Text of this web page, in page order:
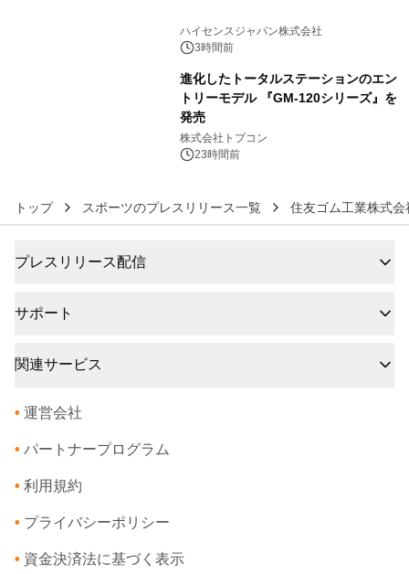
ハイセンスジャパン株式会社
3時間前
進化したトータルステーションのエン
トリーモデル 『GM-120シリーズ』を
発売
株式会社トプコン
23時間前
トップ スポーツのプレスリリース一覧 住友ゴム工業株式会
プレスリリース配信
サポート
関連サービス
• 運営会社
• パートナープログラム
• 利用規約
• プライバシーポリシー
• 資金決済法に基づく表示